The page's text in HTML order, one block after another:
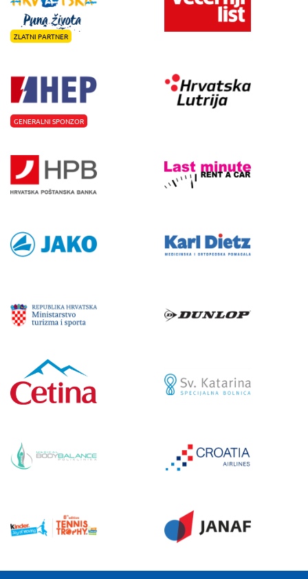
ZLATNI PARTNER
GENERALNI SPONZOR